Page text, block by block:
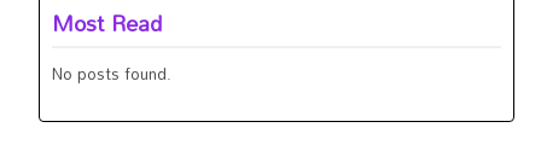
Most Read
No posts found.